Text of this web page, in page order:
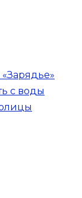
с воды